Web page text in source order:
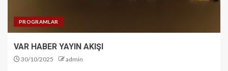
PROGRAMLAR
VAR HABER YAYIN AKIŞI
30/10/2025 admin